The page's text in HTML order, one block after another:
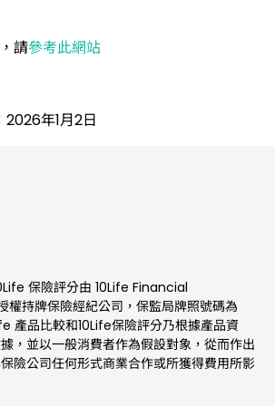
請參考此網站
年1月2日
保險評分由 10Life Financial
持牌保險經紀公司，保監局牌照號碼為
產品比較和10Life保險評分乃根據產品資
，並以一般消費者作為假設對象，從而作出
險公司任何形式商業合作或所獲得費用所影